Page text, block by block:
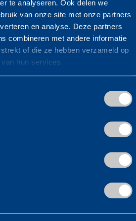
te analyseren. Ook delen we
van onze site met onze partners
en analyse. Deze partners
combineren met andere informatie
of die ze hebben verzameld op
hun services.
vertellen
Verhuizingen –
& Betrokkenheid.
gemaakt van de diensten
Verhuizingen, een modern
in Alkmaar. Mijn ervaring
positief en ik kan ze
voor iedereen die op zoek is
en betrouwbare